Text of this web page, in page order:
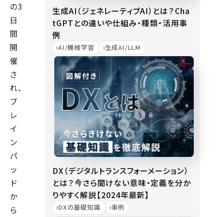
の3
日
間
開
催
さ
れ、
ブ
レ
イ
ン
パ
ッ
ド
か
ら
生成AI（ジェネレーティブAI）とは？Cha
tGPTとの違いや仕組み・種類・活用事
例
AI/機械学習 生成AI/LLM
DX（デジタルトランスフォーメーション）
とは？今さら聞けない意味・定義を分か
りやすく解説【2024年最新】
DXの基礎知識 事例